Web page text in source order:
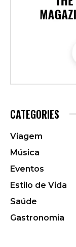
CATEGORIES
Viagem
Música
Eventos
Estilo de Vida
Saúde
Gastronomia